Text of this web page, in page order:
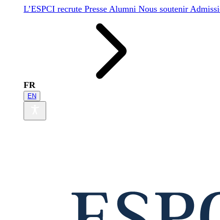
L’ESPCI recrute Presse Alumni Nous soutenir
FR
EN